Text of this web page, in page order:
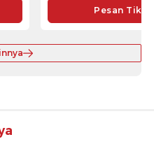
Pesan Tiket